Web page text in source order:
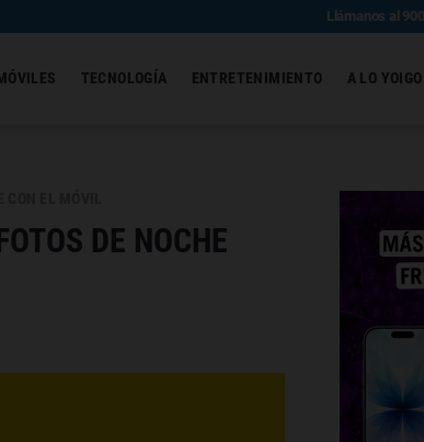
Llámanos al
TECNOLOGÍA ENTRETENIMIENTO A LO YOIGO
DE NOCHE